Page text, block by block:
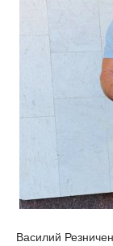
Василий